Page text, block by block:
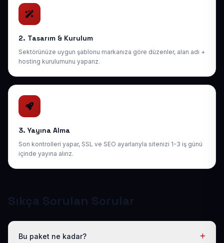
2. Tasarım & Kurulum
Sektörünüze uygun şablonu markanıza göre düzenler, alan adı +
hosting kurulumunu yaparız.
3. Yayına Alma
Son kontrolleri yapar, SSL ve SEO ayarlarıyla sitenizi 1-3 iş günü
içinde yayına alırız.
Sıkça Sorulan Sorular
Bu paket ne kadar?